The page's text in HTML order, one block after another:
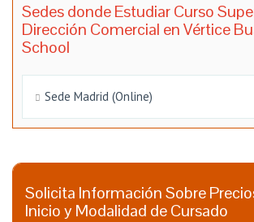
Sedes donde Estudiar Curso
Dirección Comercial en Vértice
School
Sede Madrid (Online)
Solicita Información Sobre
Inicio y Modalidad de Cursado